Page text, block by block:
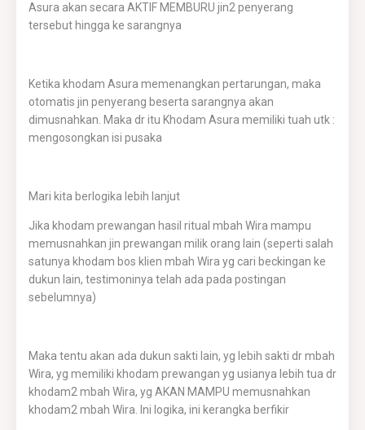
Asura akan secara AKTIF MEMBURU jin2 penyerang
tersebut hingga ke sarangnya
Ketika khodam Asura memenangkan pertarungan, maka
otomatis jin penyerang beserta sarangnya akan
dimusnahkan. Maka dr itu Khodam Asura memiliki tuah utk :
mengosongkan isi pusaka
Mari kita berlogika lebih lanjut
Jika khodam prewangan hasil ritual mbah Wira mampu
memusnahkan jin prewangan milik orang lain (seperti salah
satunya khodam bos klien mbah Wira yg cari beckingan ke
dukun lain, testimoninya telah ada pada postingan
sebelumnya)
Maka tentu akan ada dukun sakti lain, yg lebih sakti dr mbah
Wira, yg memiliki khodam prewangan yg usianya lebih tua dr
khodam2 mbah Wira, yg AKAN MAMPU memusnahkan
khodam2 mbah Wira. Ini logika, ini kerangka berfikir